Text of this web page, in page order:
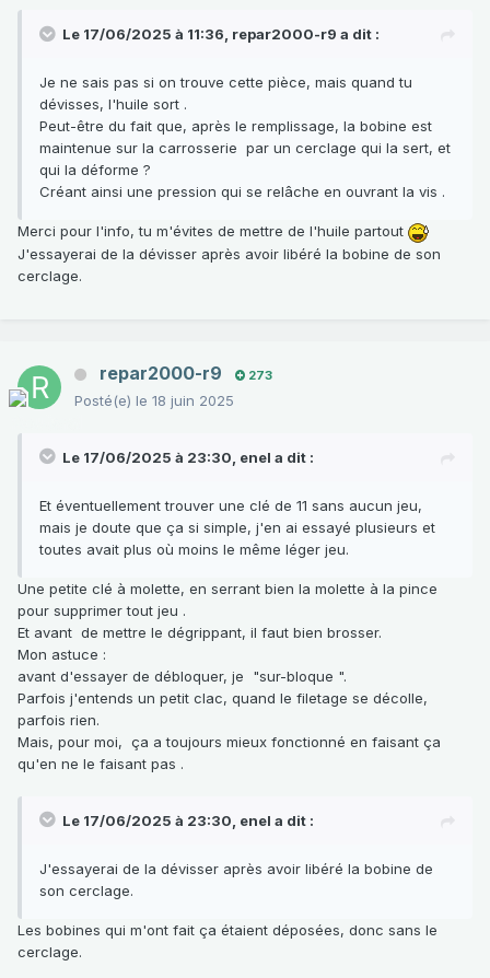
Le 17/06/2025 à 11:36, repar2000-r9 a dit :
Je ne sais pas si on trouve cette pièce, mais quand tu
dévisses, l'huile sort .
Peut-être du fait que, après le remplissage, la bobine est
maintenue sur la carrosserie par un cerclage qui la sert, et
qui la déforme ?
Créant ainsi une pression qui se relâche en ouvrant la vis .
Merci pour l'info, tu m'évites de mettre de l'huile partout
J'essayerai de la dévisser après avoir libéré la bobine de son
cerclage.
repar2000-r9 273
Posté(e) le 18 juin 2025
Le 17/06/2025 à 23:30, enel a dit :
Et éventuellement trouver une clé de 11 sans aucun jeu,
mais je doute que ça si simple, j'en ai essayé plusieurs et
toutes avait plus où moins le même léger jeu.
Une petite clé à molette, en serrant bien la molette à la pince
pour supprimer tout jeu .
Et avant de mettre le dégrippant, il faut bien brosser.
Mon astuce :
avant d'essayer de débloquer, je "sur-bloque ".
Parfois j'entends un petit clac, quand le filetage se décolle,
parfois rien.
Mais, pour moi, ça a toujours mieux fonctionné en faisant ça
qu'en ne le faisant pas .
Le 17/06/2025 à 23:30, enel a dit :
J'essayerai de la dévisser après avoir libéré la bobine de
son cerclage.
Les bobines qui m'ont fait ça étaient déposées, donc sans le
cerclage.